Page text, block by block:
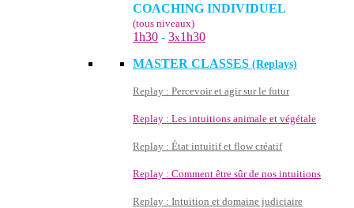
COACHING INDIVIDUEL
(tous niveaux)
1h30 - 3x1h30
MASTER CLASSES (Replays)
Replay : Percevoir et agir sur le futur
Replay : Les intuitions animale et végétale
Replay : État intuitif et flow créatif
Replay : Comment être sûr de nos intuitions
Replay : Intuition et domaine judiciaire